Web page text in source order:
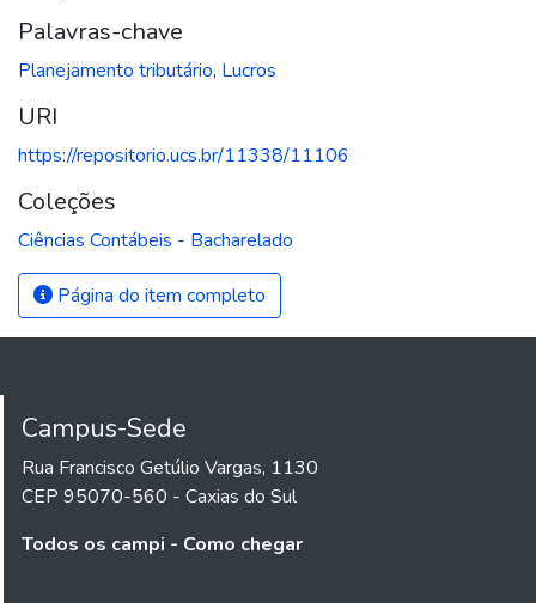
Palavras-chave
Planejamento tributário, Lucros
URI
https://repositorio.ucs.br/11338/11106
Coleções
Ciências Contábeis - Bacharelado
Página do item completo
Campus-Sede
Rua Francisco Getúlio Vargas, 1130
CEP 95070-560 - Caxias do Sul
Todos os campi - Como chegar